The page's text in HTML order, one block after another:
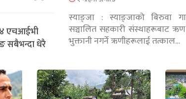
एचआईभी
सबैभन्दा धेरै
स्याङ्जा : स्याङ्जाको बिरुवा
सञ्चालित सहकारी संस्थाहरूबाट
भुक्तानी नगर्ने ऋणीहरूलाई तत्काल…